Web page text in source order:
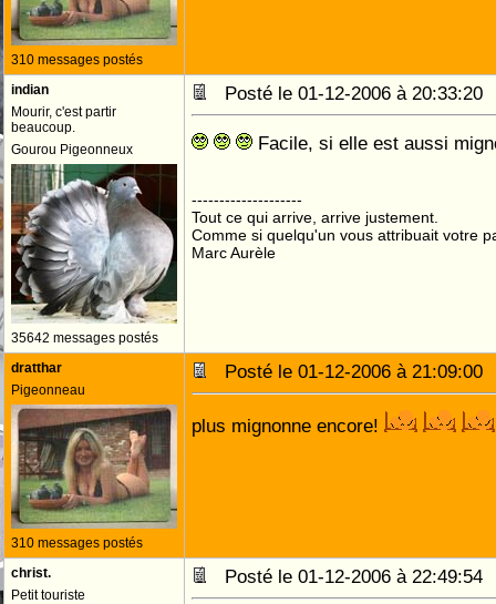
310 messages postés
indian
Mourir, c'est partir
beaucoup.
Gourou Pigeonneux
35642 messages postés
Posté le 01-12-2006 à
Facile, si elle est aussi
--------------------
Tout ce qui arrive, arrive justement.
Comme si quelqu'un vous attribuait votre
Marc Aurèle
dratthar
Pigeonneau
310 messages postés
Posté le 01-12-2006 à
plus mignonne encore!
christ.
Petit touriste
Posté le 01-12-2006 à